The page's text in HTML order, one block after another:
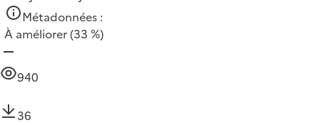
Métadonnées :
À améliorer(33 %)
940
36